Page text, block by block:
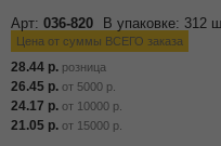
Арт: 036-820 В упаковке: 312
Цена от суммы ВСЕГО заказа
28.44 р. розница
26.45 р. от 5000 р.
24.17 р. от 10000 р.
21.05 р. от 15000 р.